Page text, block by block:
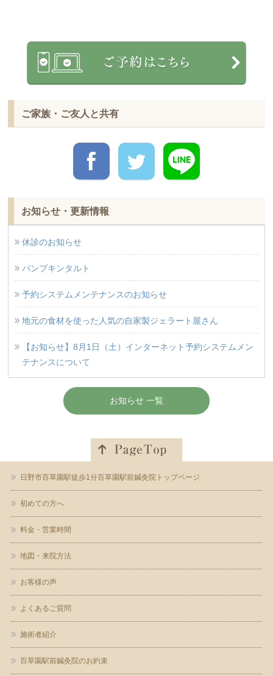
ご家族・ご友人と共有
お知らせ・更新情報
休診のお知らせ
パンプキンタルト
予約システムメンテナンスのお知らせ
地元の食材を使った人気の自家製ジェラート屋さん
【お知らせ】8月1日（土）インターネット予約システムメン
テナンスについて
お知らせ 一覧
日野市百草園駅徒歩1分百草園駅前鍼灸院トップページ
初めての方へ
料金・営業時間
地図・来院方法
お客様の声
よくあるご質問
施術者紹介
百草園駅前鍼灸院のお約束